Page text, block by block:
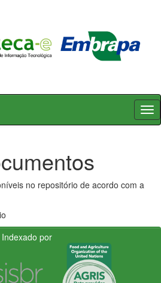
no repositório de acordo com a
Indexado por